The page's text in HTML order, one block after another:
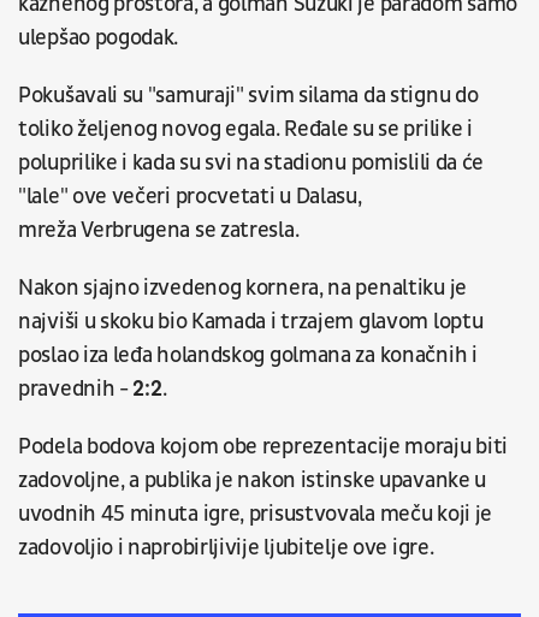
ulepšao pogodak.
Pokušavali su "samuraji" svim silama da stignu do
toliko željenog novog egala. Ređale su se prilike i
poluprilike i kada su svi na stadionu pomislili da će
"lale" ove večeri procvetati u Dalasu,
mreža Verbrugena se zatresla.
Nakon sjajno izvedenog kornera, na penaltiku je
najviši u skoku bio Kamada i trzajem glavom loptu
poslao iza leđa holandskog golmana za konačnih i
pravednih -2:2.
Podela bodova kojom obe reprezentacije moraju biti
zadovoljne, a publika je nakon istinske upavanke u
uvodnih 45 minuta igre, prisustvovala meču koji je
zadovoljio i naprobirljivije ljubitelje ove igre.